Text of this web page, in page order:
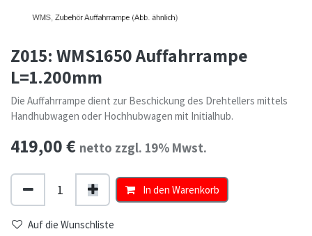
Z015: WMS1650 Auffahrrampe
L=1.200mm
Die Auffahrrampe dient zur Beschickung des Drehtellers mittels
Handhubwagen oder Hochhubwagen mit Initialhub.
419,00€ netto zzgl. 19% Mwst.
In den Warenkorb
Auf die Wunschliste